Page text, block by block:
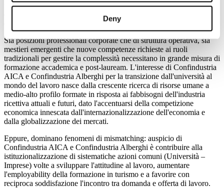
Deny
fondamentale per la qualità del servizio al cliente e le necessità
occupazionali delle imprese ricettive strutturate non si esauriscono
con la domanda a bassa qualificazione.
Sia posizioni professionali corporate che di struttura operativa, sia
mestieri emergenti che nuove competenze richieste ai ruoli
tradizionali per gestire la complessità necessitano in grande misura di
formazione accademica e post-lauream. L'interesse di Confindustria
AICA e Confindustria Alberghi per la transizione dall'università al
mondo del lavoro nasce dalla crescente ricerca di risorse umane a
medio-alto profilo formate in risposta ai fabbisogni dell'industria
ricettiva attuali e futuri, dato l'accentuarsi della competizione
economica innescata dall'internazionalizzazione dell'economia e
dalla globalizzazione dei mercati.
Eppure, dominano fenomeni di mismatching: auspicio di
Confindustria AICA e Confindustria Alberghi è contribuire alla
istituzionalizzazione di sistematiche azioni comuni (Università –
Imprese) volte a sviluppare l'attitudine al lavoro, aumentare
l'employability della formazione in turismo e a favorire con
reciproca soddisfazione l'incontro tra domanda e offerta di lavoro.